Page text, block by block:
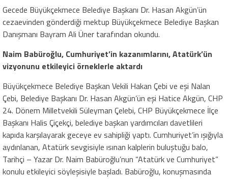
Gecede Büyükçekmece Belediye Başkanı Dr. Hasan Akgün’ün
cezaevinden gönderdiği mektup Büyükçekmece Belediye Başkan
Danışmanı Bayram Ali Üner tarafından okundu.
Naim Babüroğlu, Cumhuriyet’in kazanımlarını, Atatürk’ün
vizyonunu etkileyici örneklerle aktardı
Büyükçekmece Belediye Başkan Vekili Hakan Çebi ve eşi Nalan
Çebi, Belediye Başkanı Dr. Hasan Akgün’ün eşi Hatice Akgün, CHP
24. Dönem Milletvekili Süleyman Çelebi, CHP Büyükçekmece İlçe
Başkanı Halis Çiçekçi, belediye başkan yardımcıları davetlileri
kapıda karşılayarak geceye ev sahipliği yaptı. Cumhuriyet’in ışığıyla
aydınlanan, Atatürk sevgisiyle ısınan kalplerin buluştuğu balo,
Tarihçi – Yazar Dr. Naim Babüroğlu’nun “Atatürk ve Cumhuriyet”
konulu etkileyici söyleşisiyle başladı. Babüroğlu, konuşmasında